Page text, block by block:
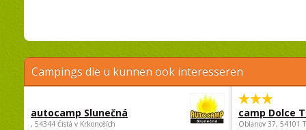
Campings die u kunnen ook interesseren
autocamp Slunečná
, 54344 Čistá v Krkonoších
camp Dolce
Oblanov 37, 54101